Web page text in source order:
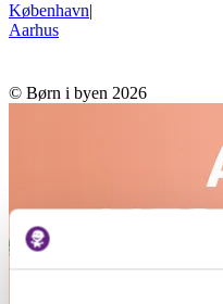
København|
Aarhus
© Børn i byen 2026